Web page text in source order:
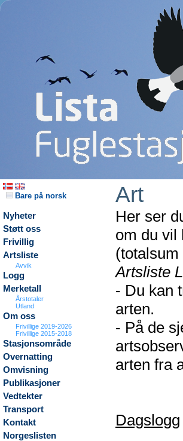
Bare på norsk
Nyheter
Støtt oss
Frivillig
Artsliste
Avvik
Logg
Merketall
Årstotaler
Utland
Om oss
Frivillige 2019-2026
Frivillige 2015-2018
Stasjonsområde
Overnatting
Omvisning
Publikasjoner
Vedtekter
Transport
Kontakt
Norgeslisten
Art
Her ser
om du vil
Artsliste
- Du kan
arten.
- På de
arten fra
Dagslogg